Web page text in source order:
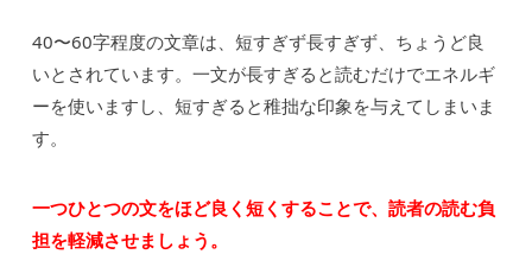
40〜60字程度の文章は、短すぎず長すぎず、ちょうど良
いとされています。一文が長すぎると読むだけでエネルギ
ーを使いますし、短すぎると稚拙な印象を与えてしまいま
す。
一つひとつの文をほど良く短くすることで、読者の読む負
担を軽減させましょう。